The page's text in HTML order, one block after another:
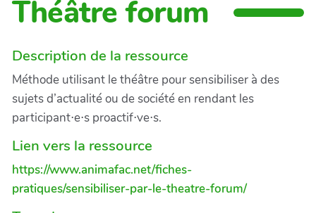
Théâtre forum
Description de la ressource
Méthode utilisant le théâtre pour sensibiliser à des
sujets d’actualité ou de société en rendant les
participant⋅e⋅s proactif⋅ve⋅s.
Lien vers la ressource
https://www.animafac.net/fiches-
pratiques/sensibiliser-par-le-theatre-forum/